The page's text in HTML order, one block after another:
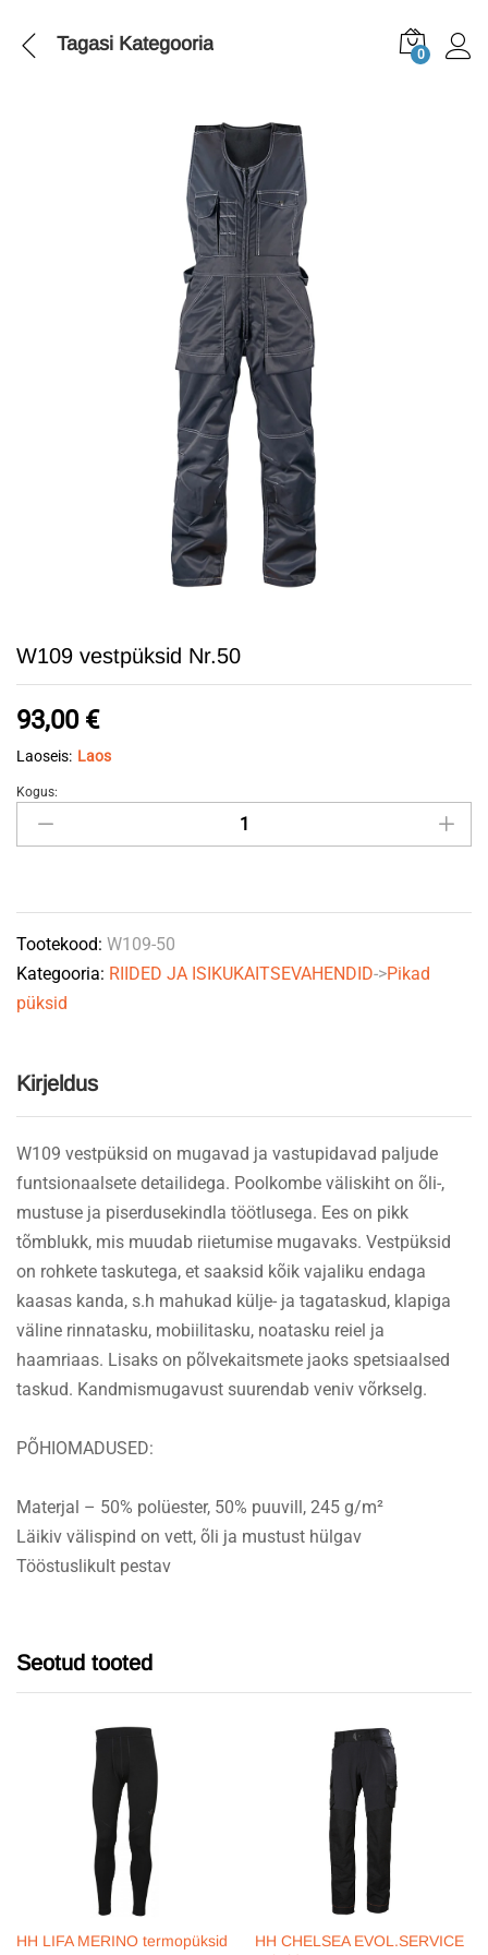
Tagasi Kategooria 0
W109 vestpüksid Nr.50
93,00 €
Laoseis: Laos
W109
vestpüksid
Kogus:
Tootekood: W109-50
Kategooria: RIIDED JA ISIKUKAITSEVAHENDID->Pikad
püksid
Kirjeldus
W109 vestpüksid on mugavad ja vastupidavad paljude
funtsionaalsete detailidega. Poolkombe väliskiht on õli-,
mustuse ja piserdusekindla töötlusega. Ees on pikk
tõmblukk, mis muudab riietumise mugavaks. Vestpüksid
on rohkete taskutega, et saaksid kõik vajaliku endaga
kaasas kanda, s.h mahukad külje- ja tagataskud, klapiga
väline rinnatasku, mobiilitasku, noatasku reiel ja
haamriaas. Lisaks on põlvekaitsmete jaoks spetsiaalsed
taskud. Kandmismugavust suurendab veniv võrkselg.
PÕHIOMADUSED:
Materjal – 50% polüester, 50% puuvill, 245 g/m²
Läikiv välispind on vett, õli ja mustust hülgav
Tööstuslikult pestav
Seotud tooted
HH LIFA MERINO termopüksid
HH CHELSEA EVOL.SERVICE